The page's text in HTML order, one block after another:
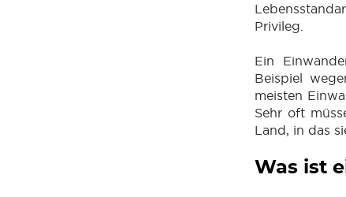
Privileg.
Ein
Beispiel
meisten
Sehr oft
Land, in das
Was ist